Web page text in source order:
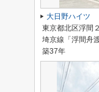
大日野ハイツ
東京都北区浮間
埼京線「浮間舟
築37年